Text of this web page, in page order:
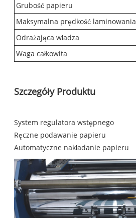
Grubość papieru
Maksymalna prędkość laminowania
Odrażająca władza
Waga całkowita
Szczegóły Produktu
System regulatora wstępnego
Ręczne podawanie papieru
Automatyczne nakładanie papieru